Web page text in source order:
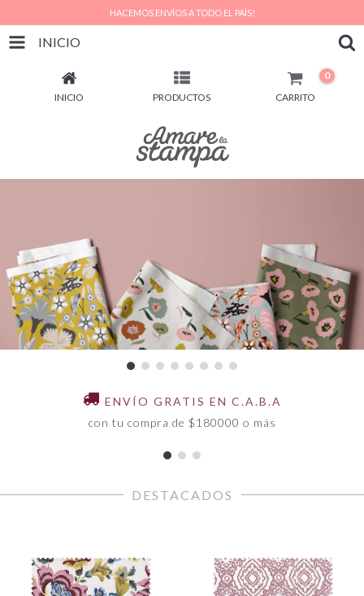
HACEMOS ENVÍOS A TODO EL PAÍS!
INICIO
INICIO PRODUCTOS CARRITO
0
ENVÍO GRATIS EN C.A.B.A
con tu compra de $180000 o más
DESTACADOS